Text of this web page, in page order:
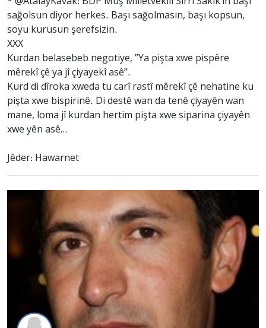
sağolsun diyor herkes. Başı sağolmasın, başı kopsun,
soyu kurusun şerefsizin.
XXX
Kurdan belasebeb negotiye, ”Ya pişta xwe pispêre
mêrekî çê ya jî çiyayekî asê”.
Kurd di dîroka xweda tu carî rastî mêrekî çê nehatine ku
pişta xwe bispirinê. Di destê wan da tenê çiyayên wan
mane, loma jî kurdan hertim pişta xwe siparina çiyayên
xwe yên asê…
Jêder: Hawarnet